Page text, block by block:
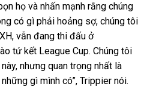
họ và nhấn mạnh rằng chúng
có gì phải hoảng sợ, chúng tôi
vẫn đang thi đấu ở
tứ kết League Cup. Chúng tôi
nhưng quan trọng nhất là
gì mình có”, Trippier nói.